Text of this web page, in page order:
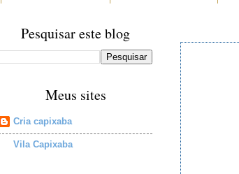
Pesquisar este blog
Meus sites
Cria capixaba
Vila Capixaba